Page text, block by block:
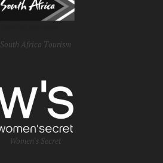
South Africa Tourism
Women's Secret